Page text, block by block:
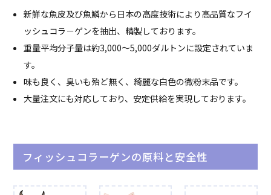
新鮮な魚皮及び魚鱗から日本の高度技術により高品質なフイ
ッシュコラ－ゲンを抽出、精製しております。
重量平均分子量は約3,000～5,000ダルトンに設定されていま
す。
味も良く、臭いも殆ど無く、綺麗な白色の微粉末品です。
大量注文にも対応しており、安定供給を実現しております。
フィッシュコラーゲンの原料と安全性